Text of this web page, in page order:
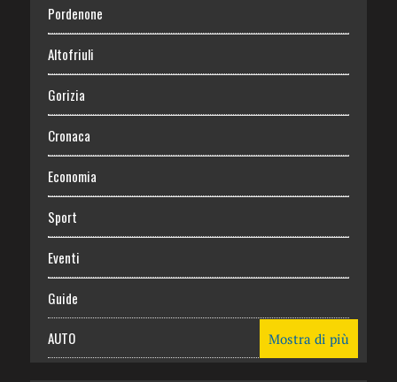
Pordenone
Altofriuli
Gorizia
Cronaca
Economia
Sport
Eventi
Guide
AUTO Mostra di più